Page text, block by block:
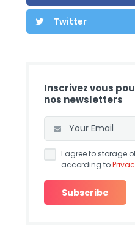
Twitter
Inscrivez vous
nos newsletters
I agree to storage
according to